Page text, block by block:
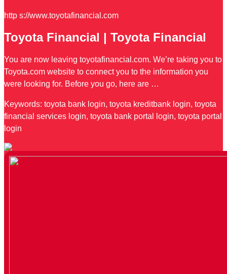
http s://www.toyotafinancial.com
Toyota Financial | Toyota Financial
You are now leaving toyotafinancial.com. We’re taking you to
Toyota.com website to connect you to the information you
were looking for. Before you go, here are …
Keywords: toyota bank login, toyota kreditbank login, toyota
financial services login, toyota bank portal login, toyota portal
login